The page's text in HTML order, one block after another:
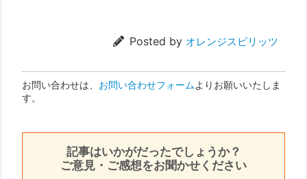
Posted by オレンジスピリッツ
お問い合わせは、 お問い合わせフォームよりお願いいたしま
す。
記事はいかがだったでしょうか？
ご意見・ご感想をお聞かせください